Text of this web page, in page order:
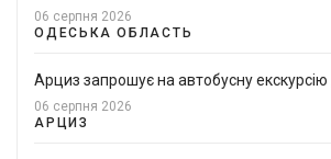
06 серпня 2026
ОДЕСЬКА ОБЛАСТЬ
Арциз запрошує на автобусну
06 серпня 2026
АРЦИЗ